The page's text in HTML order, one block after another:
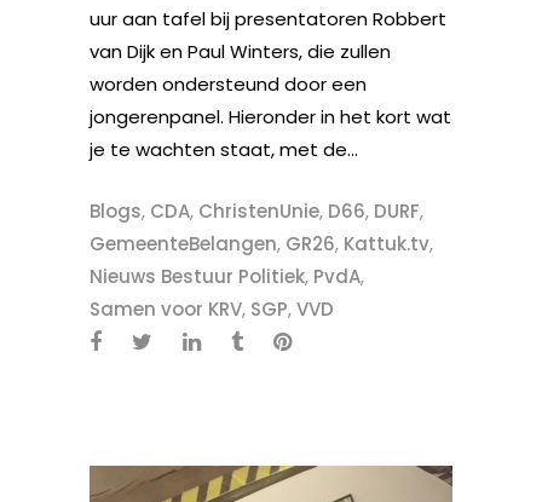
uur aan tafel bij presentatoren Robbert
van Dijk en Paul Winters, die zullen
worden ondersteund door een
jongerenpanel. Hieronder in het kort wat
je te wachten staat, met de...
Blogs, CDA, ChristenUnie, D66, DURF,
GemeenteBelangen, GR26, Kattuk.tv,
Nieuws Bestuur Politiek, PvdA,
Samen voor KRV, SGP,VVD